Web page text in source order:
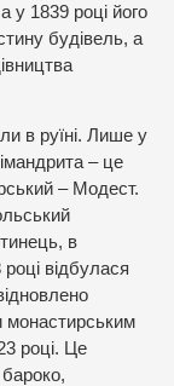
у 1839 році його
будівель, а
в руїні. Лише у
– це
– Модест.
в
відбулася
монастирським
році. Це